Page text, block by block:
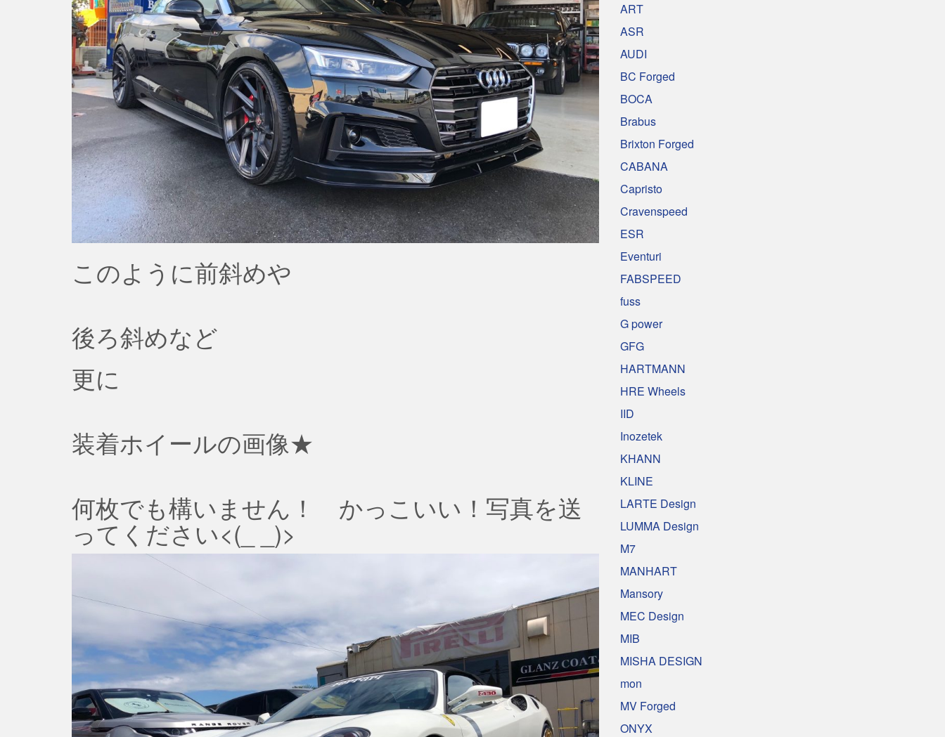
このように前斜めや
後ろ斜めなど
更に
装着ホイールの画像★
何枚でも構いません！ かっこいい！写真を送
ってください<(_ _)>
ART
ASR
AUDI
BC Forged
BOCA
Brabus
Brixton Forged
CABANA
Capristo
Cravenspeed
ESR
Eventuri
FABSPEED
fuss
G power
GFG
HARTMANN
HRE Wheels
IID
Inozetek
KHANN
KLINE
LARTE Design
LUMMA Design
M7
MANHART
Mansory
MEC Design
MIB
MISHA DESIGN
mon
MV Forged
ONYX